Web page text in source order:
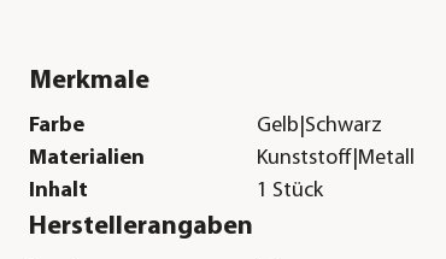
Merkmale
Farbe
Gelb|Schwarz
Materialien
Kunststoff|Metall
Inhalt
1 Stück
Herstellerangaben